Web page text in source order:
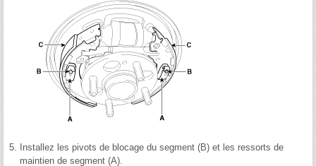
5.
Installez les pivots de blocage du segment (B) et les ressorts de
maintien de segment (A).